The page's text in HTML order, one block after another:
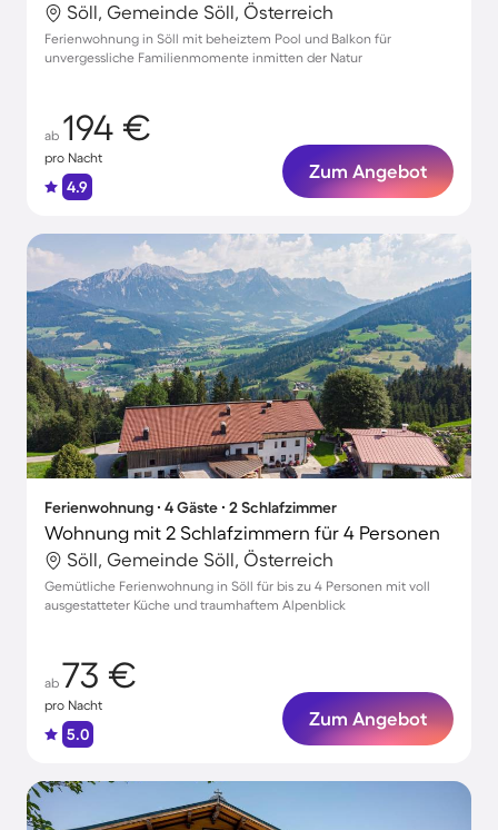
Söll, Gemeinde Söll, Österreich
Ferienwohnung in Söll mit beheiztem Pool und Balkon für
unvergessliche Familienmomente inmitten der Natur
ab 194 €
pro Nacht
4.9
Zum Angebot
Ferienwohnung ∙ 4 Gäste ∙ 2 Schlafzimmer
Wohnung mit 2 Schlafzimmern für 4 Personen
Söll, Gemeinde Söll, Österreich
Gemütliche Ferienwohnung in Söll für bis zu 4 Personen mit voll
ausgestatteter Küche und traumhaftem Alpenblick
ab 73 €
pro Nacht
5.0
Zum Angebot